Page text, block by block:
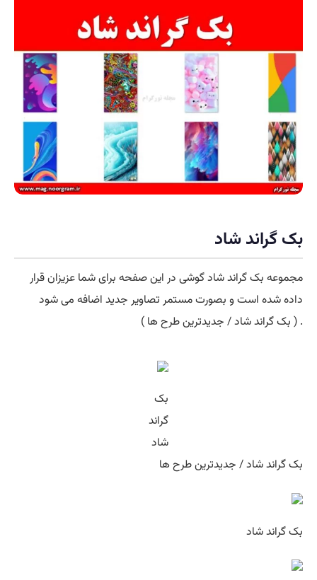
بک گراند شاد
مجموعه بک گراند شاد گوشی در این صفحه برای شما عزیزان قرار
داده شده است و بصورت مستمر تصاویر جدید اضافه می شود
. ( بک گراند شاد / جدیدترین طرح ها )
بک
گراند
شاد
بک گراند شاد / جدیدترین طرح ها
بک گراند شاد